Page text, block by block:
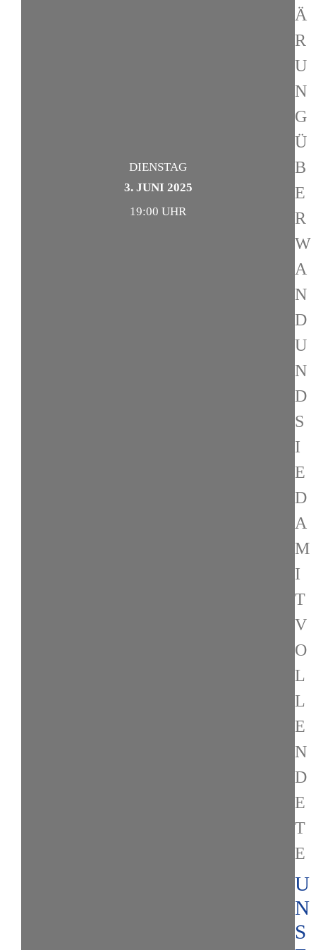
DIENSTAG
3. JUNI 2025
19:00 UHR
U
N
S
Ä
R
U
N
G
Ü
B
E
R
W
A
N
D
U
N
D
S
I
E
D
A
M
I
T
V
O
L
L
E
N
D
E
T
E